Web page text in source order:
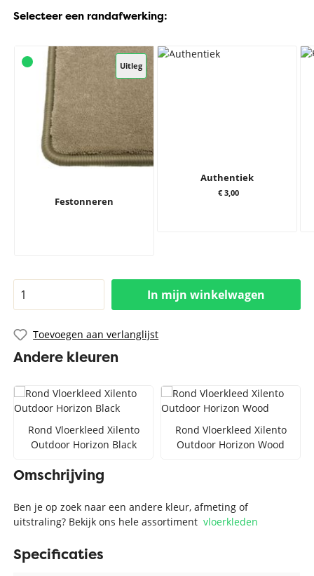
Selecteer een randafwerking:
Uitleg
Festonneren
Authentiek
€ 3,00
In mijn winkelwagen
Toevoegen aan verlanglijst
Andere kleuren
Rond Vloerkleed Xilento
Outdoor Horizon Black
Rond Vloerkleed Xilento
Outdoor Horizon Wood
Omschrijving
Ben je op zoek naar een andere kleur, afmeting of
uitstraling? Bekijk ons hele assortimentvloerkleden
Specificaties